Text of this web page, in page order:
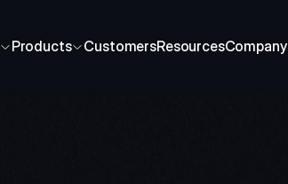
Products CustomersResourcesCompany